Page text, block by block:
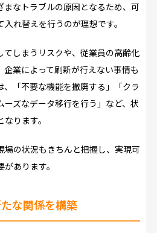
なトラブルの原因となるため、可
れ替えを行うのが理想です。
てしまうリスクや、従業員の高齢化
企業によって刷新が行えない事情も
、「不要な機能を撤廃する」「クラ
ーズなデータ移行を行う」など、状
ります。
場の状況もきちんと把握し、実現可
あります。
な関係を構築